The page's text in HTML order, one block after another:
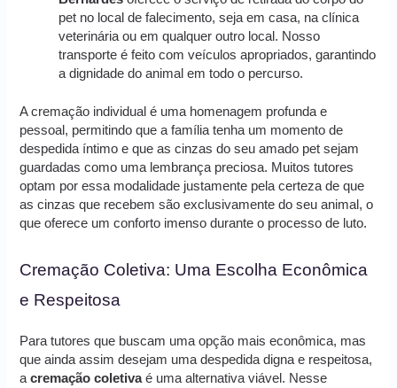
pet no local de falecimento, seja em casa, na clínica
veterinária ou em qualquer outro local. Nosso
transporte é feito com veículos apropriados, garantindo
a dignidade do animal em todo o percurso.
A cremação individual é uma homenagem profunda e
pessoal, permitindo que a família tenha um momento de
despedida íntimo e que as cinzas do seu amado pet sejam
guardadas como uma lembrança preciosa. Muitos tutores
optam por essa modalidade justamente pela certeza de que
as cinzas que recebem são exclusivamente do seu animal, o
que oferece um conforto imenso durante o processo de luto.
Cremação Coletiva: Uma Escolha Econômica
e Respeitosa
Para tutores que buscam uma opção mais econômica, mas
que ainda assim desejam uma despedida digna e respeitosa,
acremação coletivaé uma alternativa viável. Nesse